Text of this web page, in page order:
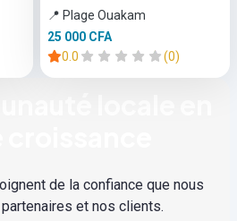
📍 Plage Ouakam
25 000 CFA
0.0
(0)
de la confiance que nous
et nos clients.